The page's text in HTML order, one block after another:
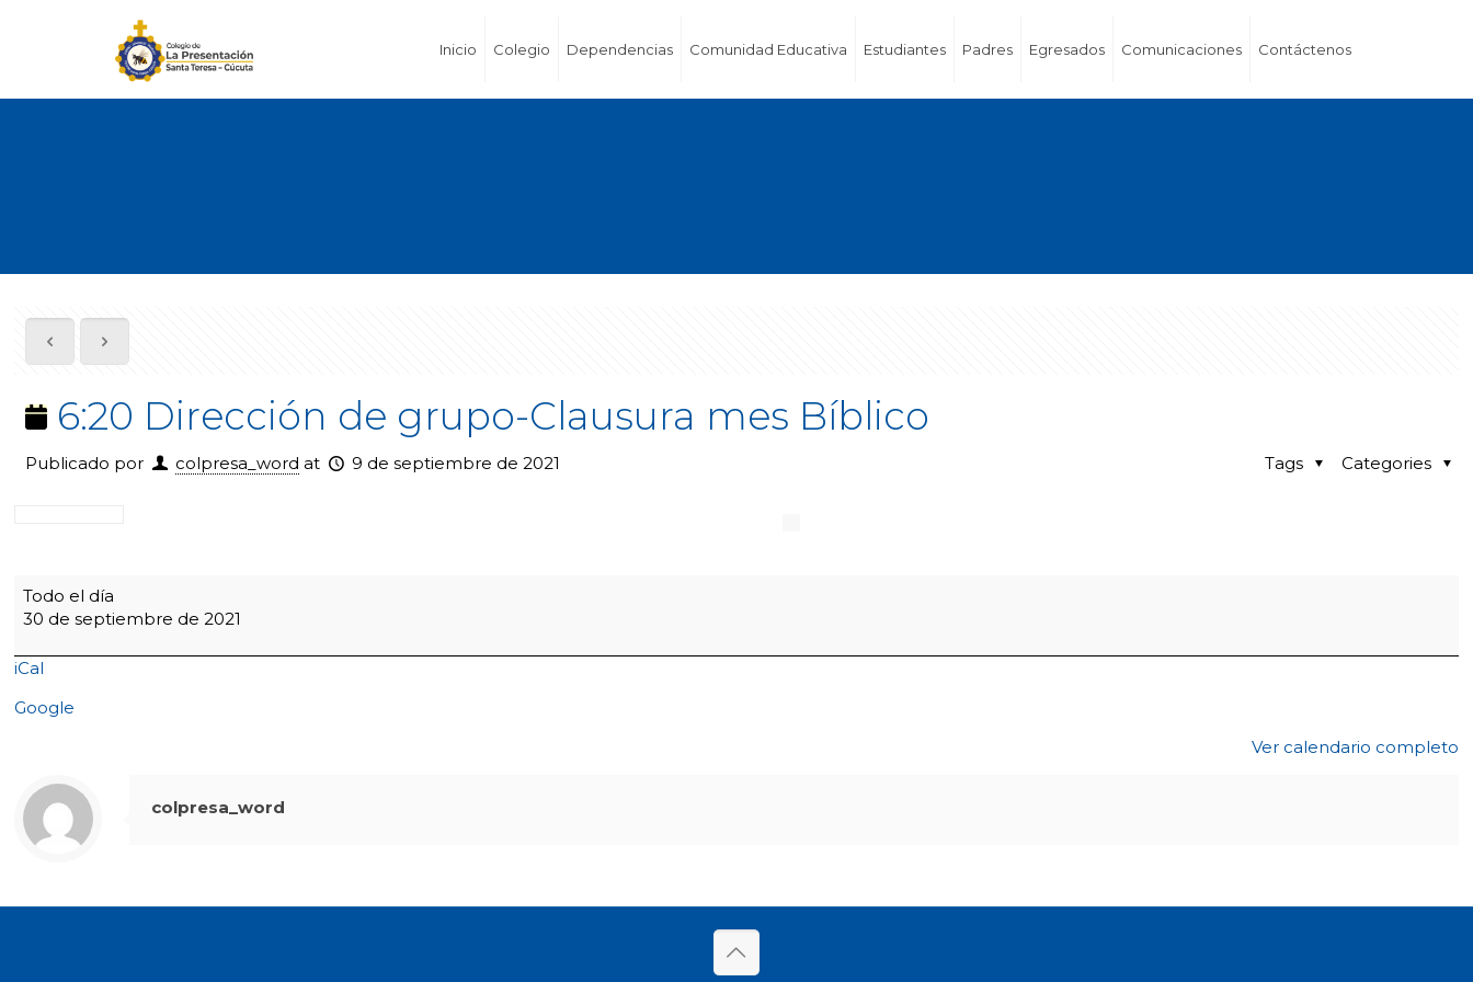
Inicio Colegio Dependencias Comunidad Educativa Estudiantes Padres Egresados Comunicaciones Contáctenos
6:20 Dirección de grupo-Clausura mes Bíblico
Publicado por colpresa_word at 9 de septiembre de 2021 Categories
Tags
6:20
Dirección
de
grupo-
Clausura
mes
Bíblico
Todo el día
30 de septiembre de 2021
iCal
Google
Ver calendario completo
colpresa_word